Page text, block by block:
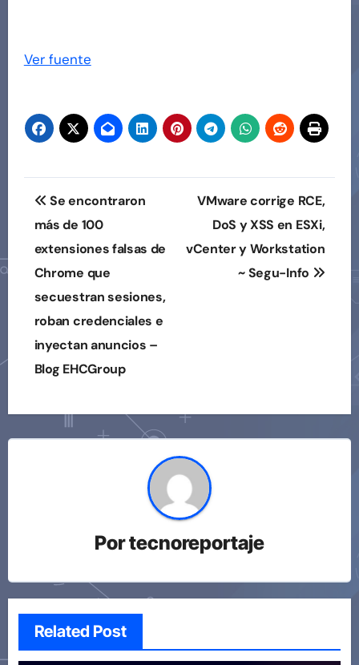
Ver fuente
Navegación
de
entradas
Se encontraron
más de 100
extensiones falsas de
Chrome que
secuestran sesiones,
roban credenciales e
inyectan anuncios –
Blog EHCGroup
VMware corrige RCE,
DoS y XSS en ESXi,
vCenter y Workstation
~ Segu-Info
Portecnoreportaje
Related Post